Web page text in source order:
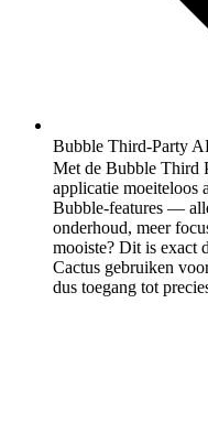
Bubble Third-Party
Met de Bubble Third
applicatie moeiteloos
Bubble-features —
onderhoud, meer
mooiste? Dit is exact
Cactus gebruiken
dus toegang tot